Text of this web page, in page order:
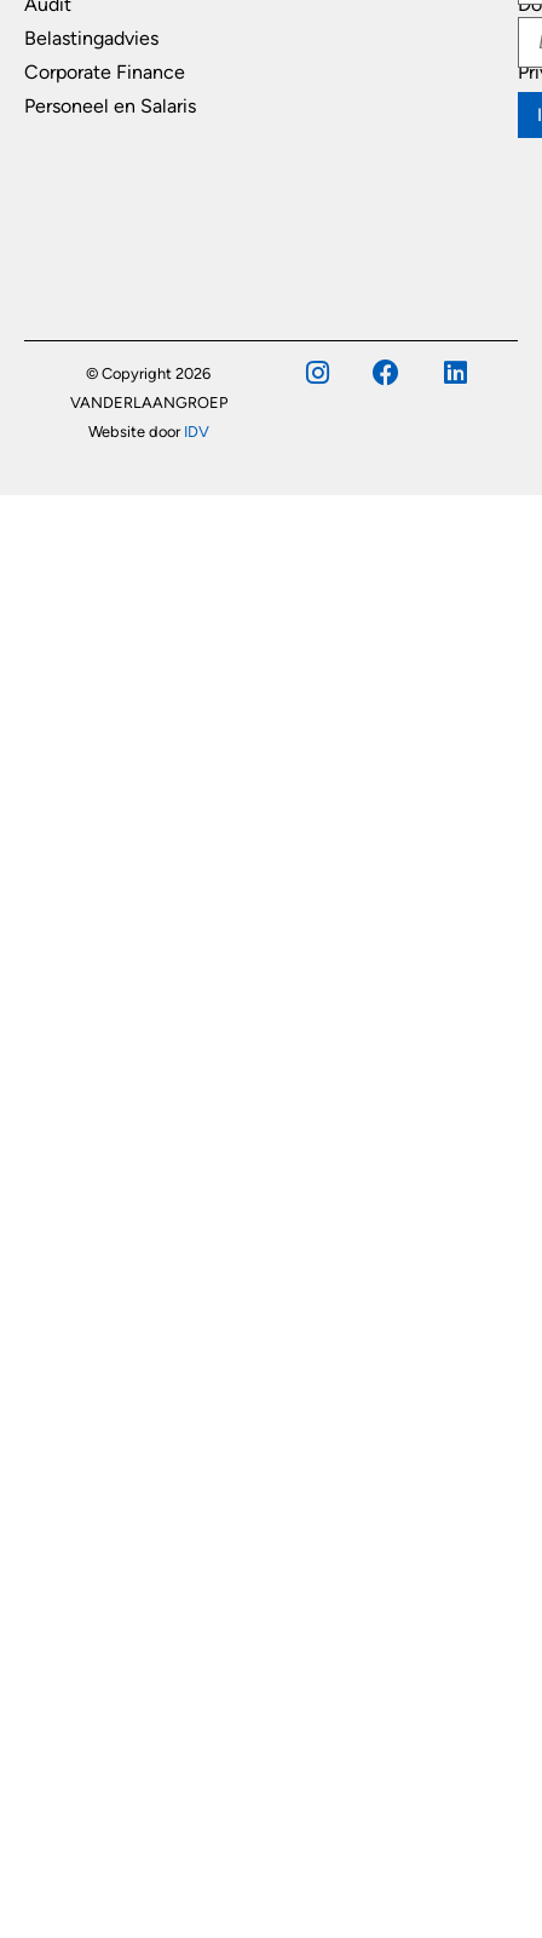
Belastingadvies
Corporate Finance
Personeel en Salaris
© Copyright 2026
VANDERLAANGROEP
Website door IDV